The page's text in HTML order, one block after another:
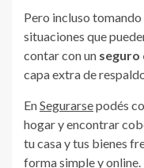
Pero incluso
situaciones que
contar con un seguro
capa extra de
EnSegurarsepodés
hogar y encontrar
tu casa y tus bienes
forma simple y online.